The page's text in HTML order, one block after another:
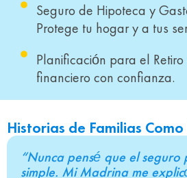
Seguro de Hipoteca y
Protege tu hogar y a tus
Planificación para el
financiero con confianza.
Historias de Familias
“Nunca pensé que el seguro
simple. Mi Madrina me